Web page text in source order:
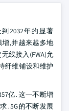
2032年的显著
增,并越来越多地
线接入(FWA)允
纤维铺设和维护
亿. 这一不断增
. 5G的不断发展